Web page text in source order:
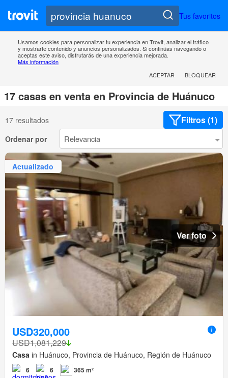
Tus favoritos
Usamos cookies para personalizar tu experiencia en Trovit, analizar el tráfico
y mostrarte contenido y anuncios personalizados. Si continúas navegando o
aceptas este aviso, disfrutarás de una experiencia mejorada.
Más información
ACEPTAR
BLOQUEAR
17 casas en venta en Provincia de Huánuco
17 resultados Filtros (1)
Ordenar por
Actualizado
Ver foto
USD320,000
USD1,081,229
Casa in Huánuco, Provincia de Huánuco, Región de Huánuco
6 6 365 m²